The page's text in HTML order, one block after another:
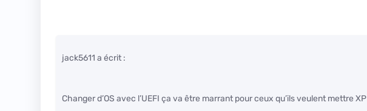
jack5611 a écrit :
Changer d’OS avec l’UEFI ça va être marrant pour ceux qu’ils veulent mettre XP